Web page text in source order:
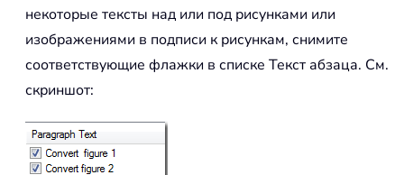
некоторые тексты над или под рисунками или
изображениями в подписи к рисункам, снимите
соответствующие флажки в списке Текст абзаца. См.
скриншот: